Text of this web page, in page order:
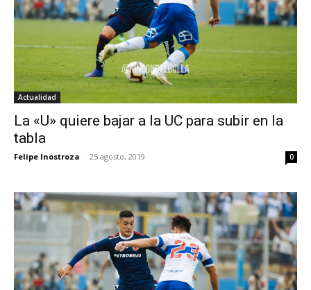
Actualidad
La «U» quiere bajar a la UC para subir en la
tabla
Felipe Inostroza - 25 agosto, 2019 0